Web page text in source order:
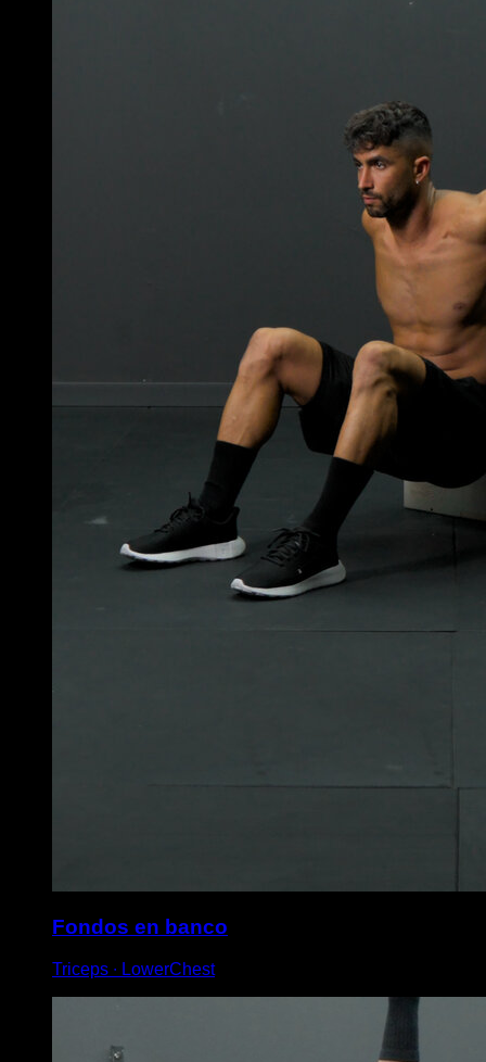
Fondos en banco
Triceps ∙ LowerChest